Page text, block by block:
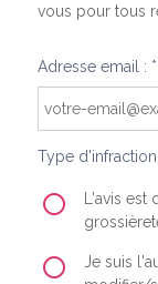
vous pour tous
Adresse email : *
Type d'infraction
L'avis
Je suis